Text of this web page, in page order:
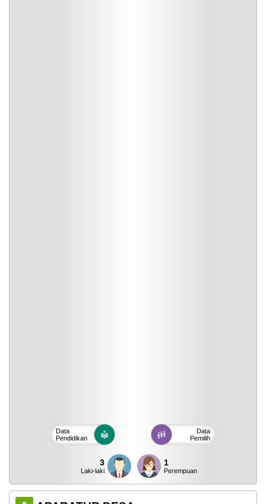
3
Laki-laki
1
Perempuan
Data
Pendidikan
Data
Pemilih